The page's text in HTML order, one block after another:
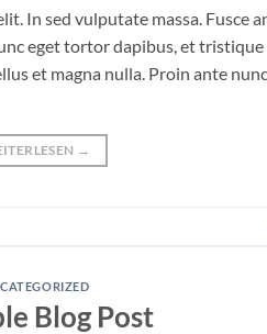
In sed vulputate massa. Fusce
eget tortor dapibus, et tristique
et magna nulla. Proin ante
→
Blog Post